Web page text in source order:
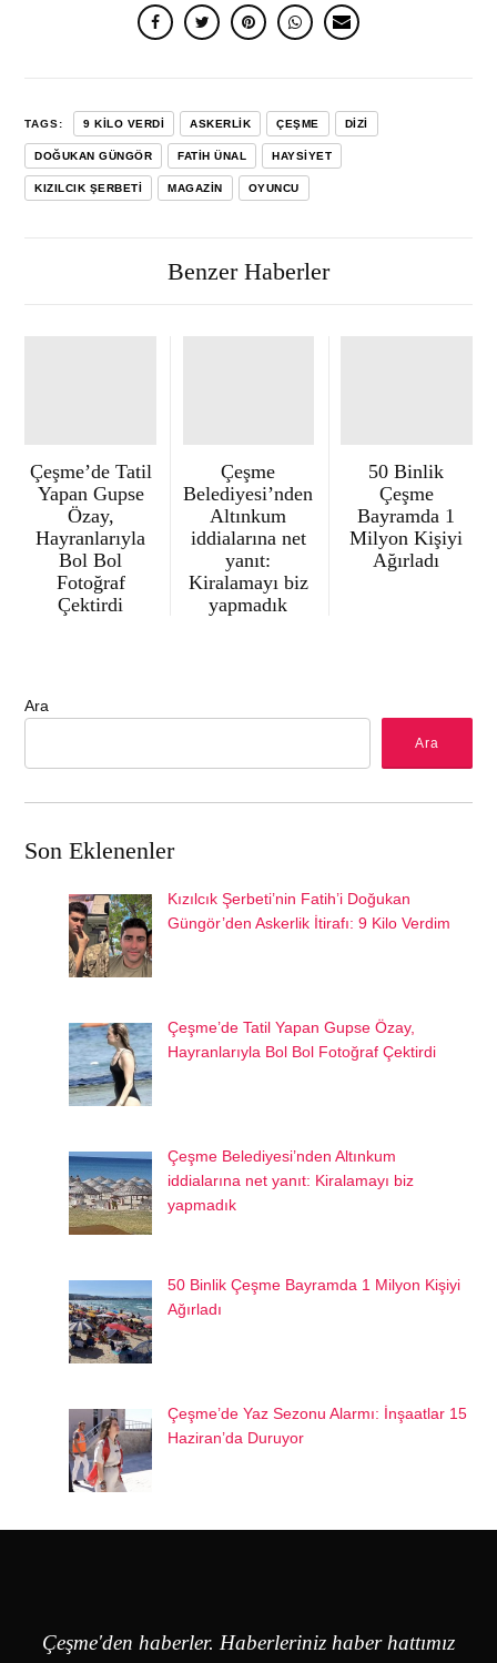
TAGS: 9 KILO VERDI ASKERLIK ÇEŞME DIZI
DOĞUKAN GÜNGÖR FATIH ÜNAL HAYSIYET
KIZILCIK ŞERBETI MAGAZIN OYUNCU
Benzer Haberler
Çeşme’de Tatil
Yapan Gupse
Özay,
Hayranlarıyla
Bol Bol
Fotoğraf
Çektirdi
Çeşme
Belediyesi’nden
Altınkum
iddialarına net
yanıt:
Kiralamayı biz
yapmadık
50 Binlik
Çeşme
Bayramda 1
Milyon Kişiyi
Ağırladı
Ara
Ara
Son Eklenenler
Kızılcık Şerbeti’nin Fatih’i Doğukan
Güngör’den Askerlik İtirafı: 9 Kilo Verdim
Çeşme’de Tatil Yapan Gupse Özay,
Hayranlarıyla Bol Bol Fotoğraf Çektirdi
Çeşme Belediyesi’nden Altınkum
iddialarına net yanıt: Kiralamayı biz
yapmadık
50 Binlik Çeşme Bayramda 1 Milyon Kişiyi
Ağırladı
Çeşme’de Yaz Sezonu Alarmı: İnşaatlar 15
Haziran’da Duruyor
Çeşme'den haberler. Haberleriniz haber hattımız